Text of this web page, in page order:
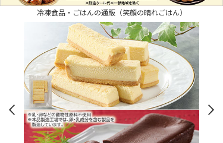
冷凍食品・ごはんの通販（笑顔の晴れごはん）